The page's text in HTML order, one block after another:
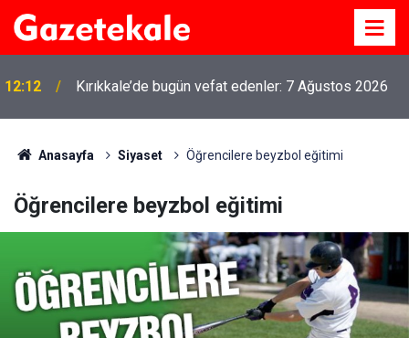
12:12 Kırıkkale’de bugün vefat edenler: 7 Ağustos 2026
Anasayfa Siyaset Öğrencilere beyzbol eğitimi
Öğrencilere beyzbol eğitimi